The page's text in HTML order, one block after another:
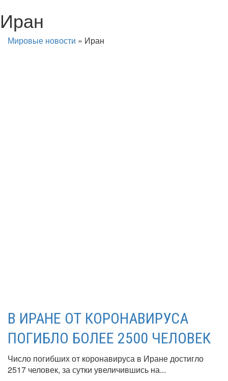
Иран
Мировые новости » Иран
В ИРАНЕ ОТ КОРОНАВИРУСА
ПОГИБЛО БОЛЕЕ 2500 ЧЕЛОВЕК
Число погибших от коронавируса в Иране достигло
2517 человек, за сутки увеличившись на...